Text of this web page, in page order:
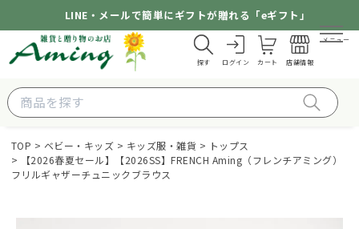
LINE・メールで簡単にギフトが贈れる「eギフト」
探す ログイン カート 店舗情報
メニュー
TOP ベビー・キッズ キッズ服・雑貨
トップス
【2026春夏セール】【2026SS】FRENCH Aming（フレンチアミング）
フリルギャザーチュニックブラウス